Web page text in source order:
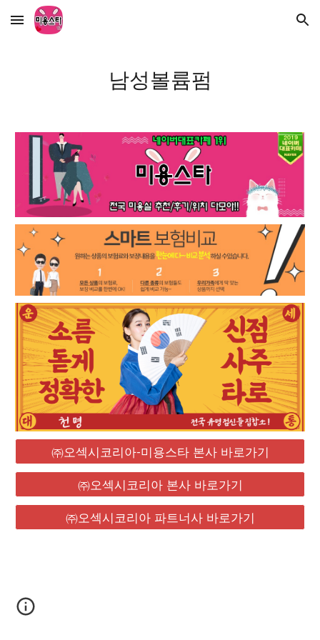
Skip to main content Skip to navigation
남성볼륨펌
㈜오섹시코리아-미용스타 본사 바로가기
㈜오섹시코리아 본사 바로가기
㈜오섹시코리아 파트너사 바로가기